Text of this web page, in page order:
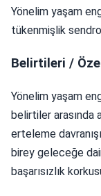
Yönelim yaşam
tükenmişlik
Belirtileri /
Yönelim yaşam
belirtiler arasında
erteleme
birey geleceğe
başarısızlık